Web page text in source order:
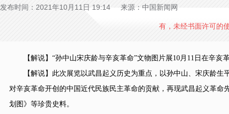
发布时间：2021年10月11日 19:14 来源：中国新闻网
有，未经书面许可的
【解说】“孙中山宋庆龄与辛亥革命”文物图片展10月11日在辛亥
【解说】此次展览以武昌起义历史为重点，以孙中山、宋庆龄生
对辛亥革命开创的中国近代民族民主革命的贡献，再现武昌起义革
划图》等珍贵史料。